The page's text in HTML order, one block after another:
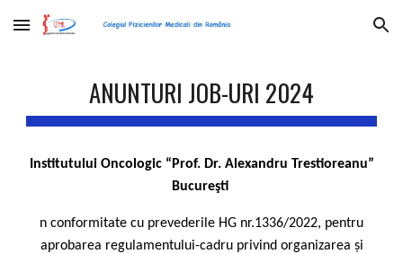
Skip to main content Skip to navigation
ANUNTURI JOB-URI 2024
Institutului Oncologic “Prof. Dr. Alexandru Trestioreanu”
Bucureşti
n conformitate cu prevederile HG nr.1336/2022, pentru
aprobarea regulamentului-cadru privind organizarea și